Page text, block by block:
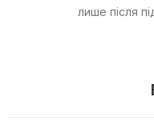
лише після